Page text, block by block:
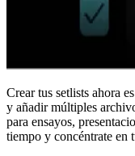
Crear tus setlists ahora
y añadir múltiples
para ensayos,
tiempo y concéntrate en